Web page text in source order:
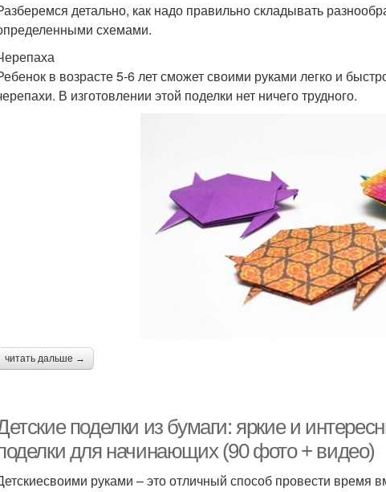
детально, как надо правильно складывать
схемами.
в возрасте 5-6 лет сможет своими руками легко и
В изготовлении этой поделки нет ничего трудного.
читать дальше →
поделки из бумаги: яркие и
для начинающих (90 фото + видео)
руками – это отличный способ провести время